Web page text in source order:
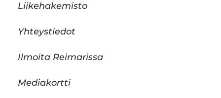
Liikehakemisto
Yhteystiedot
Ilmoita Reimarissa
Mediakortti